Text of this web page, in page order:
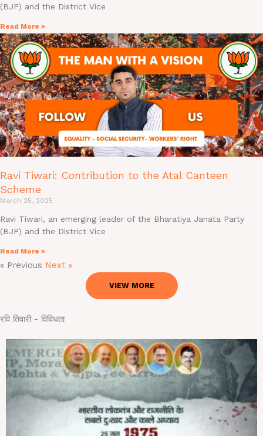
(BJP) and the District Vice
Read More »
Ravi Tiwari: Contribution to the Atal Canteen
Scheme
March 25, 2025
Ravi Tiwari, an emerging leader of the Bharatiya Janata Party
(BJP) and the District Vice
Read More »
« Previous Next »
VIEW MORE
रवि तिवारी - विविधता